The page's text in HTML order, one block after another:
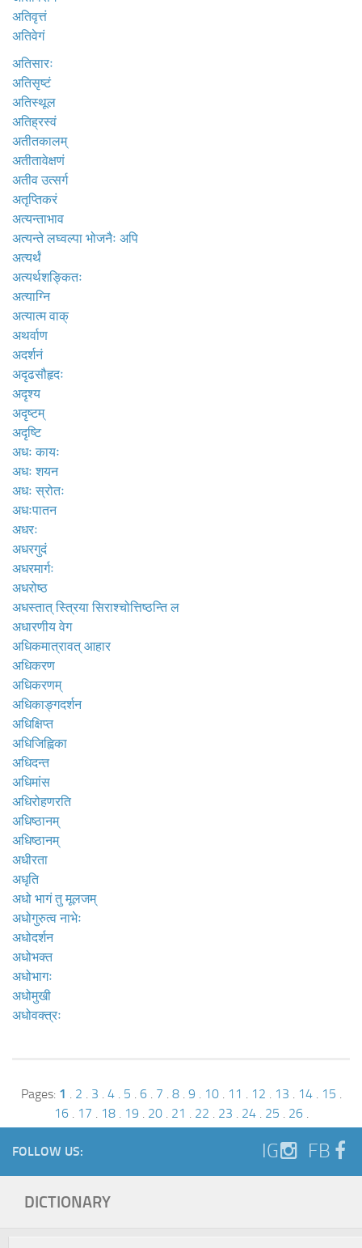
अतिवृत्तं
अतिवेगं
अतिसारः
अतिसृष्टं
अतिस्थूल
अतिह्रस्वं
अतीतकालम्
अतीतावेक्षणं
अतीव उत्सर्ग
अतृप्तिकरं
अत्यन्ताभाव
अत्यन्ते लघ्वल्पा भोजनैः अपि
अत्यर्थं
अत्यर्थशङ्कितः
अत्याग्नि
अत्यात्म वाक्
अथर्वाण
अदर्शनं
अदृढसौहृदः
अदृश्य
अदृष्टम्
अदृष्टि
अधः कायः
अधः शयन
अधः स्रोतः
अधःपातन
अधरः
अधरगुदं
अधरमार्गः
अधरोष्ठ
अधस्तात् स्त्रिया सिराश्चोत्तिष्ठन्ति ल
अधारणीय वेग
अधिकमात्रावत् आहार
अधिकरण
अधिकरणम्
अधिकाङ्गदर्शन
अधिक्षिप्त
अधिजिह्विका
अधिदन्त
अधिमांस
अधिरोहणरति
अधिष्ठानम्
अधिष्ठानम्
अधीरता
अधृति
अधो भागं तु मूलजम्
अधोगुरुत्व नाभेः
अधोदर्शन
अधोभक्त
अधोभागः
अधोमुखी
अधोवक्त्रः
Pages: 1 . 2 . 3 . 4. 5 . 6. 7 . 8. 9 . 10. 11 . 12 . 13 . 14. 15 .
16. 17 . 18. 19 . 20. 21 . 22 . 23 . 24. 25 . 26.
FOLLOW US: IG FB
DICTIONARY